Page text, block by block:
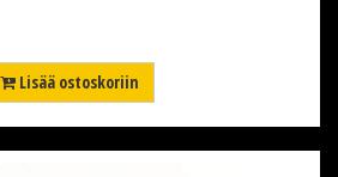
Lisää ostoskoriin